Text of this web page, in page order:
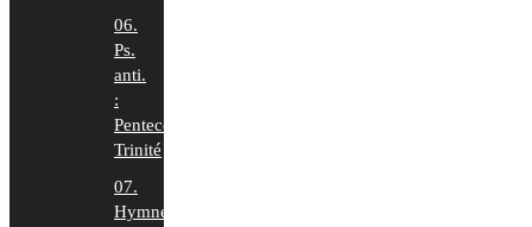
06.
Ps.
anti.
:
Pentecôte-
Trinité
07.
Hymnes